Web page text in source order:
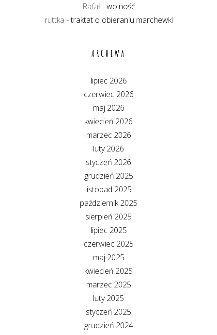
Rafał-wolność
ruttka -traktat o obieraniu marchewki
ARCHIWA
lipiec 2026
czerwiec 2026
maj 2026
kwiecień 2026
marzec 2026
luty 2026
styczeń 2026
grudzień 2025
listopad 2025
październik 2025
sierpień 2025
lipiec 2025
czerwiec 2025
maj 2025
kwiecień 2025
marzec 2025
luty 2025
styczeń 2025
grudzień 2024